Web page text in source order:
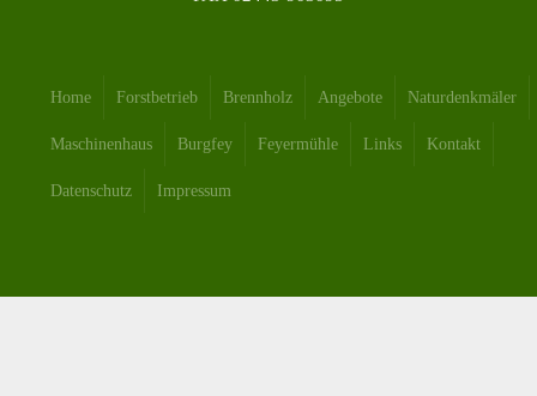
Home Forstbetrieb Brennholz Angebote Naturdenkmäler
Maschinenhaus Burgfey Feyermühle Links Kontakt
Datenschutz Impressum